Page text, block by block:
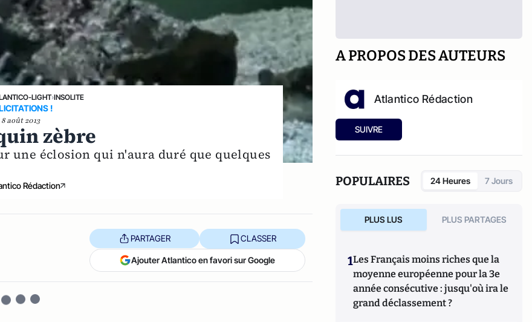
LIGHT›INSOLITE
!
8 août 2013
zèbre
une éclosion qui n'aura duré que quelques
Rédaction
PARTAGER CLASSER
Ajouter Atlantico en favori sur Google
A PROPOS DES AUTEURS
Atlantico Rédaction
SUIVRE
POPULAIRES 24 Heures 7 Jours
PLUS LUS PLUS PARTAGES
1Les Français moins riches que la
moyenne européenne pour la 3e
année consécutive : jusqu'où ira le
grand déclassement ?